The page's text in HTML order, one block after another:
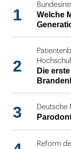
1
Welche
2
Die
3 Deutsche
Reform